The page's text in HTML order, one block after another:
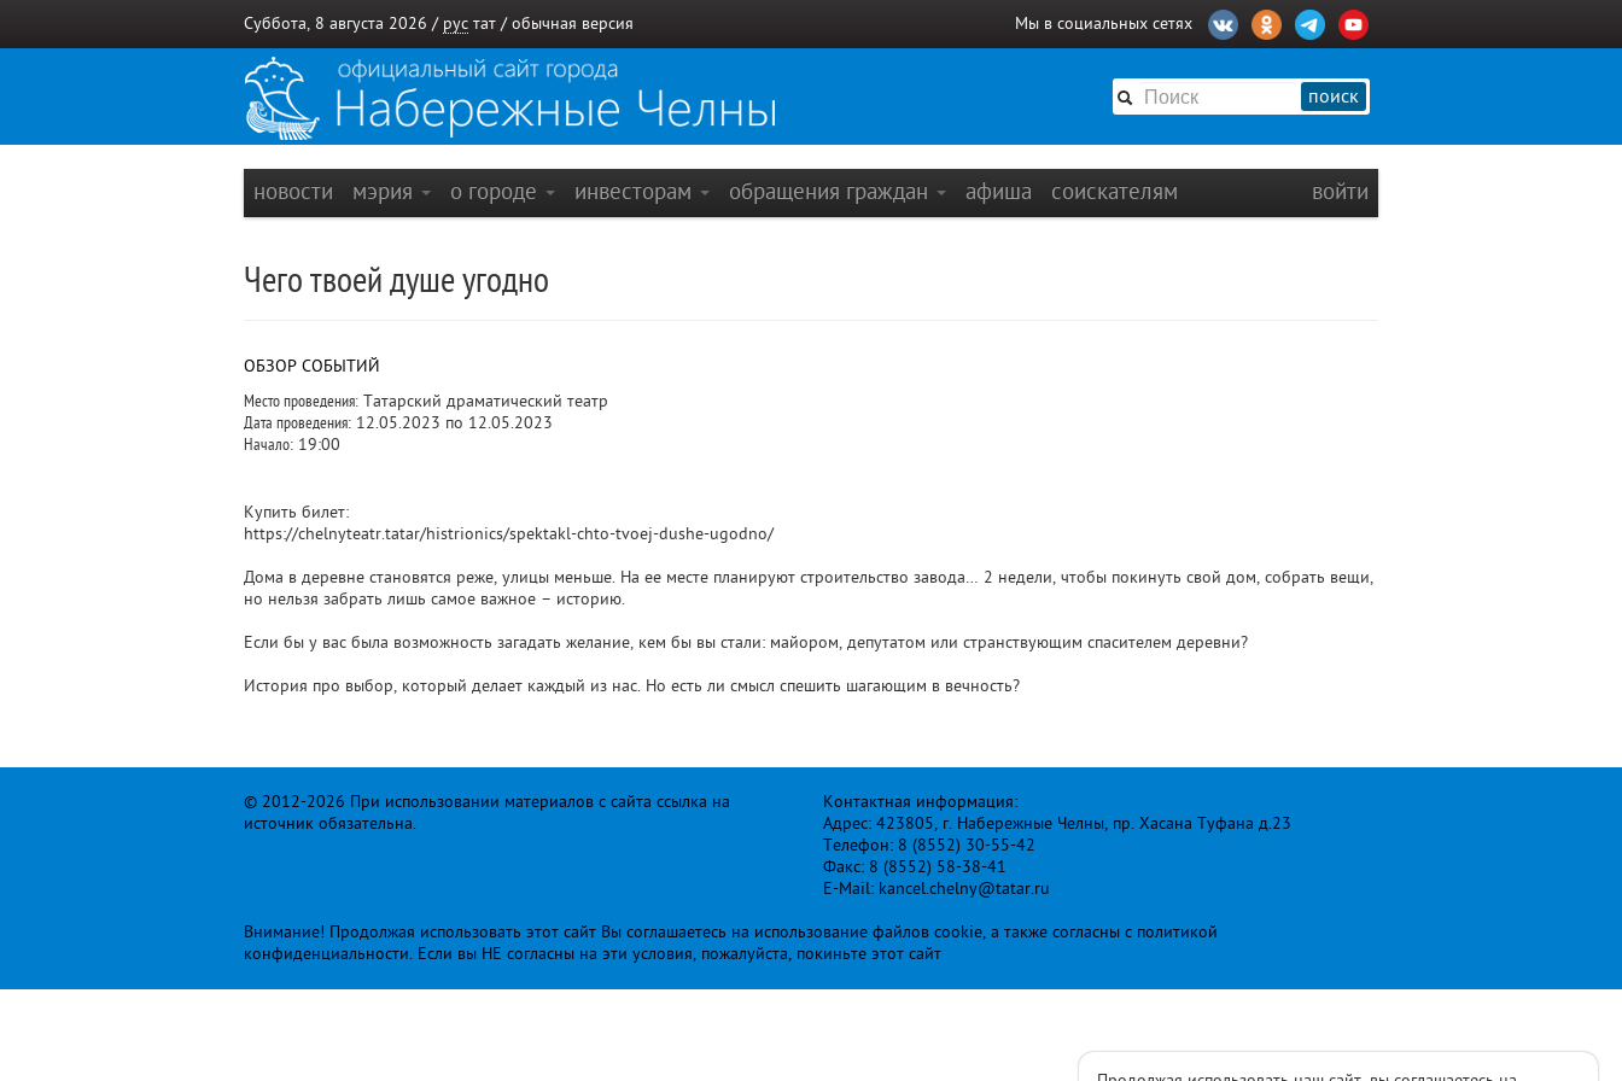
Суббота, 8 августа 2026 / рус тат / обычная версия Мы в социальных сетях
поиск
новости мэрия о городе инвесторам обращения граждан афиша соискателям войти
Чего твоей душе угодно
ОБЗОР СОБЫТИЙ
Место проведения: Татарский драматический театр
Дата проведения: 12.05.2023 по 12.05.2023
Начало: 19:00
Купить билет:
https://chelnyteatr.tatar/histrionics/spektakl-chto-tvoej-dushe-ugodno/
Дома в деревне становятся реже, улицы меньше. На ее месте планируют строительство завода… 2 недели, чтобы покинуть свой дом, собрать вещи,
но нельзя забрать лишь самое важное – историю.
Если бы у вас была возможность загадать желание, кем бы вы стали: майором, депутатом или странствующим спасителем деревни?
История про выбор, который делает каждый из нас. Но есть ли смысл спешить шагающим в вечность?
© 2012-2026 При использовании материалов с сайта ссылка на
источник обязательна.
Контактная информация:
Адрес: 423805, г. Набережные Челны, пр. Хасана Туфана д.23
Телефон: 8 (8552) 30-55-42
Факс: 8 (8552) 58-38-41
E-Mail: kancel.chelny@tatar.ru
Внимание! Продолжая использовать этот сайт Вы соглашаетесь на использование файлов cookie, а также согласны с политикой
конфиденциальности. Если вы НЕ согласны на эти условия, пожалуйста, покиньте этот сайт